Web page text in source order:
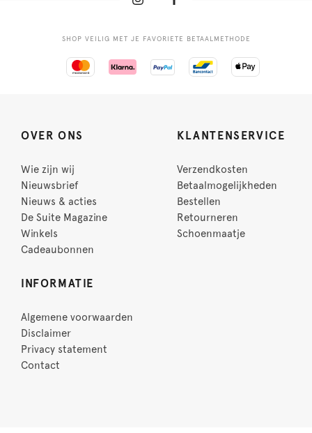
SHOP VEILIG MET JE FAVORIETE BETAALMETHODE
OVER ONS
Wie zijn wij
Nieuwsbrief
Nieuws & acties
De Suite Magazine
Winkels
Cadeaubonnen
KLANTENSERVICE
Verzendkosten
Betaalmogelijkheden
Bestellen
Retourneren
Schoenmaatje
INFORMATIE
Algemene voorwaarden
Disclaimer
Privacy statement
Contact